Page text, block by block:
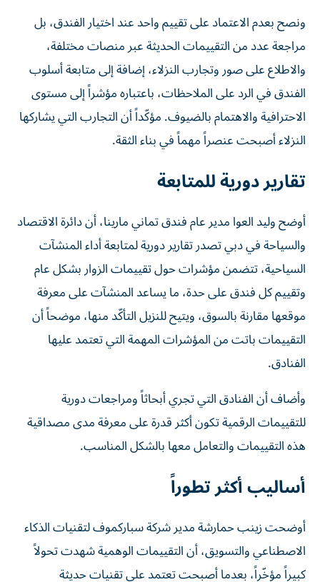
ونصح بعدم الاعتماد على تقييم واحد عند اختيار الفندق، بل
مراجعة عدد من التقييمات الحديثة عبر منصات مختلفة،
والاطلاع على صور وتجارب النزلاء، إضافة إلى متابعة أسلوب
الفندق في الرد على الملاحظات، باعتباره مؤشراً إلى مستوى
الاحترافية والاهتمام بالضيوف. مؤكّداً أن التجارب التي يشاركها
النزلاء أصبحت عنصراً مهماً في بناء الثقة.
تقارير دورية للمتابعة
أوضح وليد العوا مدير عام فندق تماني مارينا، أن دائرة الاقتصاد
والسياحة في دبي تصدر تقارير دورية لمتابعة أداء المنشآت
السياحية، تتضمن مؤشرات حول تقييمات الزوار بشكل عام
وتقييم كل فندق على حدة، ما يساعد المنشآت على معرفة
موقعها مقارنة بالسوق، ويتيح للنزيل التأكّد منها، موضحاً أن
التقييمات باتت من المؤشرات المهمة التي تعتمد عليها
الفنادق.
وأضاف أن الفنادق التي تجري أبحاثاً ومراجعات دورية
للتقييمات الرقمية تكون أكثر قدرة على معرفة مدى مصداقية
هذه التقييمات والتعامل معها بالشكل المناسب.
أساليب أكثر تطوراً
أوضحت زينب حمارشة مدير شركة سباركموف لتقنيات الذكاء
الاصطناعي والتسويق، أن التقييمات الوهمية شهدت تحولاً
كبيراً مؤخّراً، بعدما أصبحت تعتمد على تقنيات حديثة